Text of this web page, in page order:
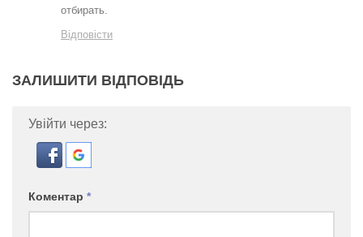
отбирать.
Відповісти
ЗАЛИШИТИ ВІДПОВІДЬ
Увійти через:
Коментар *